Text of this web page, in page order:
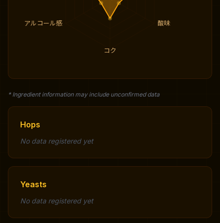
酸味
コク
アルコール感
* Ingredient information may include unconfirmed data
Hops
No data registered yet
Yeasts
No data registered yet